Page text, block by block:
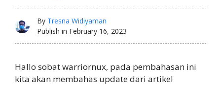
By Tresna Widiyaman
Publish in February 16, 2023
Hallo sobat warriornux, pada pembahasan ini
kita akan membahas update dari artikel